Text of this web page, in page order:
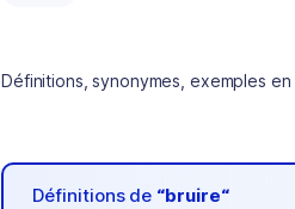
Définitions, synonymes, exemples en
Définitions de “bruire“